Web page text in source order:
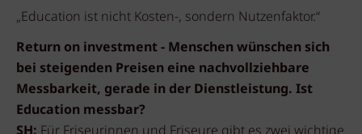
„Education ist nicht Kosten-, sondern Nutzenfaktor.“
Return on investment - Menschen wünschen sich
bei steigenden Preisen eine nachvollziehbare
Messbarkeit, gerade in der Dienstleistung. Ist
Education messbar?